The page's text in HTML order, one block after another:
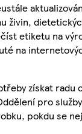
živin,
etiketu na
na
získat radu
pro služby
pokdu se